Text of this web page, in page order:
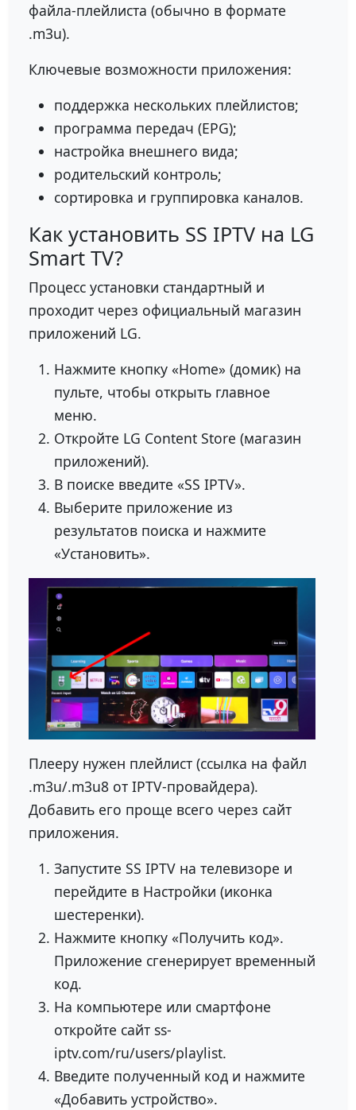
файла-плейлиста (обычно в формате
.m3u).
Ключевые возможности приложения:
поддержка нескольких плейлистов;
программа передач (EPG);
настройка внешнего вида;
родительский контроль;
сортировка и группировка каналов.
Как установить SS IPTV на LG
Smart TV?
Процесс установки стандартный и
проходит через официальный магазин
приложений LG.
Нажмите кнопку «Home» (домик) на
пульте, чтобы открыть главное
меню.
Откройте LG Content Store (магазин
приложений).
В поиске введите «SS IPTV».
Выберите приложение из
результатов поиска и нажмите
«Установить».
Плееру нужен плейлист (ссылка на файл
.m3u/.m3u8 от IPTV-провайдера).
Добавить его проще всего через сайт
приложения.
Запустите SS IPTV на телевизоре и
перейдите в Настройки (иконка
шестеренки).
Нажмите кнопку «Получить код».
Приложение сгенерирует временный
код.
На компьютере или смартфоне
откройте сайт ss-
iptv.com/ru/users/playlist.
Введите полученный код и нажмите
«Добавить устройство».